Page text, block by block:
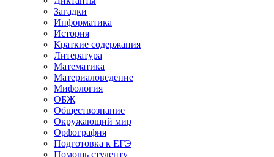
Загадки
Информатика
История
Краткие содержания
Литература
Математика
Материаловедение
Мифология
ОБЖ
Обществознание
Окружающий мир
Орфография
Подготовка к ЕГЭ
Помощь студенту